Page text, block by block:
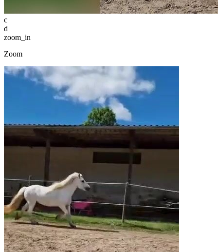
c
d
zoom_in
Zoom